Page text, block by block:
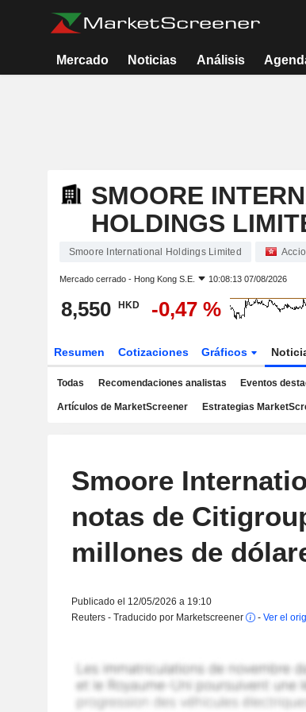
Mercado Noticias Análisis
SMOORE
HOLDINGS
Smoore International Holdings Limited
Mercado cerrado - Hong Kong S.E. 10:08:13 07/08/2026
8,550 HKD -0,47 %
Resumen Cotizaciones Gráficos
Todas Recomendaciones analistas Eventos
Artículos de MarketScreener Estrategias
Smoore
notas de
millones de
Publicado el 12/05/2026 a 19:10
Reuters - Traducido por Marketscreener
- Ver el